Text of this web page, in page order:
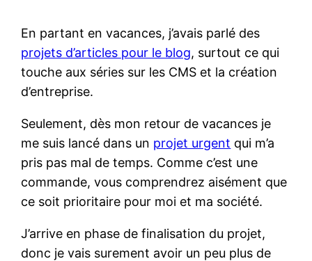
En partant en vacances, j’avais parlé des
projets d’articles pour le blog, surtout ce qui
touche aux séries sur les CMS et la création
d’entreprise.
Seulement, dès mon retour de vacances je
me suis lancé dans un projet urgent qui m’a
pris pas mal de temps. Comme c’est une
commande, vous comprendrez aisément que
ce soit prioritaire pour moi et ma société.
J’arrive en phase de finalisation du projet,
donc je vais surement avoir un peu plus de